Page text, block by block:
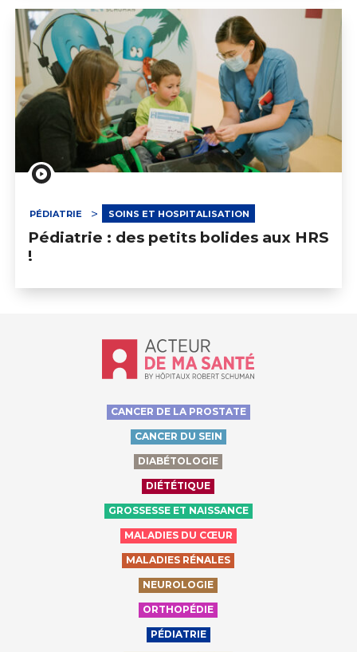
PÉDIATRIE SOINS ET HOSPITALISATION
Pédiatrie : des petits bolides aux HRS
!
Accueil - Acteur de ma santé, by
CANCER DE LA PROSTATE
CANCER DU SEIN
DIABÉTOLOGIE
DIÉTÉTIQUE
GROSSESSE ET NAISSANCE
MALADIES DU CŒUR
MALADIES RÉNALES
NEUROLOGIE
ORTHOPÉDIE
PÉDIATRIE